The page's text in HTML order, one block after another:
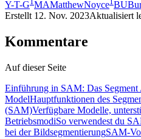
Y-T-G MAMatthewNoyce BU
Erstellt 12. Nov. 2023Aktualisiert
Kommentare
Auf dieser Seite
Einführung in SAM: Das
ModelHauptfunktionen des
(SAM)Verfügbare Modelle,
BetriebsmodiSo verwendest du
bei der BildsegmentierungSAM-